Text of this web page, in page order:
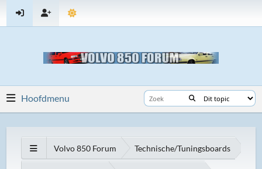
Hoofdmenu
Volvo 850 Forum Technische/Tuningsboards